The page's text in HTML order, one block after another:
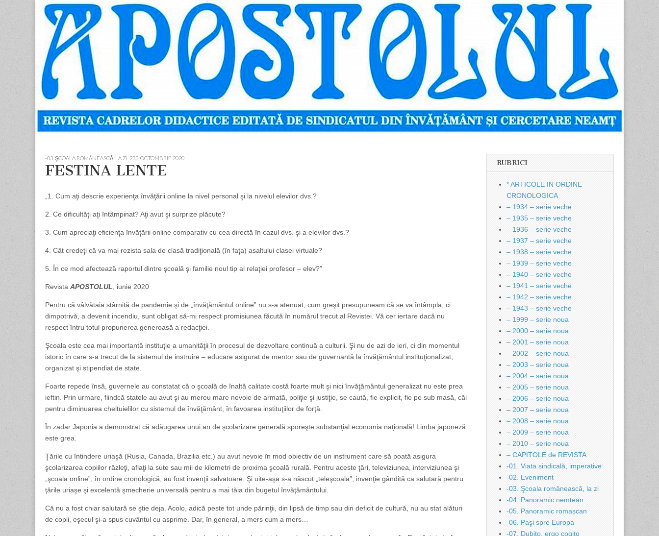
Apostolul
Revista
cadrelor
didactice
din
judetul
Neamt
content
-03. ŞCOALA ROMÂNEASCĂ, LA ZI 233, OCTOMBRIE 2020
FESTINA LENTE
„1. Cum aţi descrie experienţa învăţării online la nivel personal şi la nivelul elevilor dvs.?
2. Ce dificultăţi aţi întâmpinat? Aţi avut şi surprize plăcute?
3. Cum apreciaţi eficienţa învăţării online comparativ cu cea directă în cazul dvs. şi a elevilor dvs.?
4. Cât credeţi că va mai rezista sala de clasă tradiţională (în faţa) asaltului clasei virtuale?
5. În ce mod afectează raportul dintre şcoală şi familie noul tip al relaţiei profesor – elev?”
Revista APOSTOLUL , iunie 2020
Pentru că vâlvătaia stârnită de pandemie şi de „învăţământul online” nu s-a atenuat, cum greşit presupuneam că se va întâmpla, ci
dimpotrivă, a devenit incendiu, sunt obligat să-mi respect promisiunea făcută în numărul trecut al Revistei. Vă cer iertare dacă nu
respect întru totul propunerea generoasă a redacţiei.
Şcoala este cea mai importantă instituţie a umanităţii în procesul de dezvoltare continuă a culturii. Şi nu de azi de ieri, ci din momentul
istoric în care s-a trecut de la sistemul de instruire – educare asigurat de mentor sau de guvernantă la învăţământul instituţionalizat,
organizat şi stipendiat de state.
Foarte repede însă, guvernele au constatat că o şcoală de înaltă calitate costă foarte mult şi nici învăţământul generalizat nu este prea
ieftin. Prin urmare, fiindcă statele au avut şi au mereu mare nevoie de armată, poliţie şi justiţie, se caută, fie explicit, fie pe sub masă, căi
pentru diminuarea cheltuielilor cu sistemul de învăţământ, în favoarea instituţiilor de forţă.
În zadar Japonia a demonstrat că adăugarea unui an de şcolarizare generală sporeşte substanţial economia naţională! Limba japoneză
este grea.
Ţările cu întindere uriaşă (Rusia, Canada, Brazilia etc.) au avut nevoie în mod obiectiv de un instrument care să poată asigura
şcolarizarea copiilor răzleţi, aflaţi la sute sau mii de kilometri de proxima şcoală rurală. Pentru aceste ţări, televiziunea, interviziunea şi
„şcoala online”, în ordine cronologică, au fost invenţii salvatoare. Şi uite-aşa s-a născut „teleşcoala”, invenţie gândită ca salutară pentru
ţările uriaşe şi excelentă şmecherie universală pentru a mai tăia din bugetul învăţământului.
Că nu a fost chiar salutară se ştie deja. Acolo, adică peste tot unde părinţii, din lipsă de timp sau din deficit de cultură, nu au stat alături
de copii, eşecul şi-a spus cuvântul cu asprime. Dar, în general, a mers cum a mers…
RUBRICI
* ARTICOLE IN ORDINE
CRONOLOGICA
– 1934 – serie veche
– 1935 – serie veche
– 1936 – serie veche
– 1937 – serie veche
– 1938 – serie veche
– 1939 – serie veche
– 1940 – serie veche
– 1941 – serie veche
– 1942 – serie veche
– 1943 – serie veche
– 1999 – serie noua
– 2000 – serie noua
– 2001 – serie noua
– 2002 – serie noua
– 2003 – serie noua
– 2004 – serie noua
– 2005 – serie noua
– 2006 – serie noua
– 2007 – serie noua
– 2008 – serie noua
– 2009 – serie noua
– 2010 – serie noua
– CAPITOLE de REVISTA
-01. Viata sindicală, imperative
-02. Eveniment
-03. Şcoala românească, la zi
-04. Panoramic nemțean
-05. Panoramic romașcan
-06. Paşi spre Europa
-07. Dubito, ergo cogito